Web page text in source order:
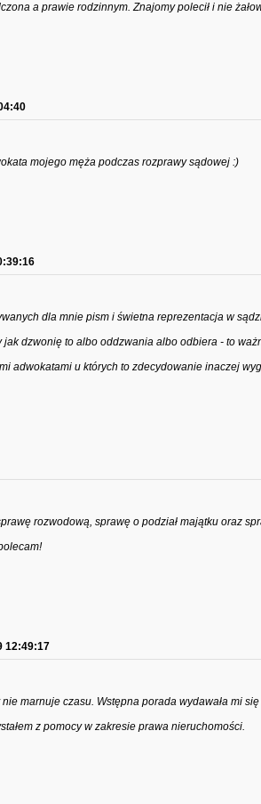
a prawie rodzinnym. Znajomy polecił i nie
mojego męża podczas rozprawy sądowej :)
dla mnie pism i świetna reprezentacja w
dzwonię to albo oddzwania albo odbiera - to
adwokatami u których to zdecydowanie inaczej
rozwodową, sprawę o podział majątku oraz
12:49:17
marnuje czasu. Wstępna porada wydawała mi
z pomocy w zakresie prawa nieruchomości.